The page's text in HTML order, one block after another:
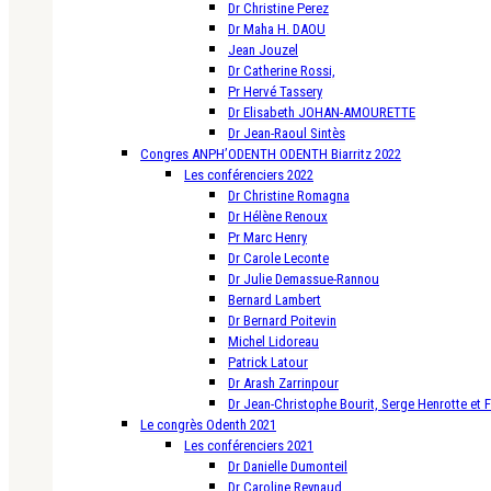
Dr Christine Perez
Dr Maha H. DAOU
Jean Jouzel
Dr Catherine Rossi,
Pr Hervé Tassery
Dr Elisabeth JOHAN-AMOURETTE
Dr Jean-Raoul Sintès
Congres ANPH’ODENTH ODENTH Biarritz 2022
Les conférenciers 2022
Dr Christine Romagna
Dr Hélène Renoux
Pr Marc Henry
Dr Carole Leconte
Dr Julie Demassue-Rannou
Bernard Lambert
Dr Bernard Poitevin
Michel Lidoreau
Patrick Latour
Dr Arash Zarrinpour
Dr Jean-Christophe Bourit, Serge Henrotte et
Le congrès Odenth 2021
Les conférenciers 2021
Dr Danielle Dumonteil
Dr Caroline Reynaud